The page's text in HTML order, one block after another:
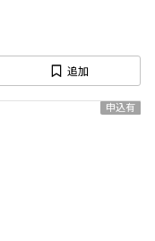
追加
申込有